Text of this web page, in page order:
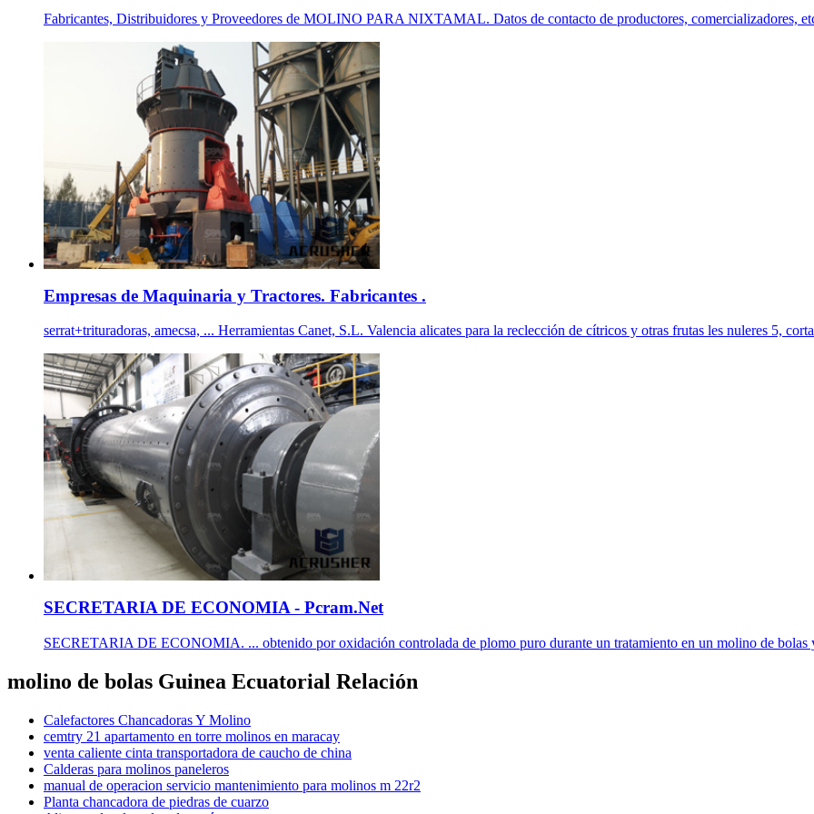
Fabricantes, Distribuidores y Proveedores de MOLINO PARA NIXTAMAL. Datos de contacto de productores,
Empresas de Maquinaria y Tractores. Fabricantes .
serrat+trituradoras, amecsa, ... Herramientas Canet, S.L. Valencia alicates para la reclección de cítricos y otras frutas les nuleres 5,
SECRETARIA DE ECONOMIA - Pcram.Net
SECRETARIA DE ECONOMIA. ... obtenido por oxidación controlada de plomo puro durante un tratamiento en un molino de bolas
molino de bolas Guinea Ecuatorial Relación
Calefactores Chancadoras Y Molino
cemtry 21 apartamento en torre molinos en maracay
venta caliente cinta transportadora de caucho de china
Calderas para molinos paneleros
manual de operacion servicio mantenimiento para molinos m 22r2
Planta chancadora de piedras de cuarzo